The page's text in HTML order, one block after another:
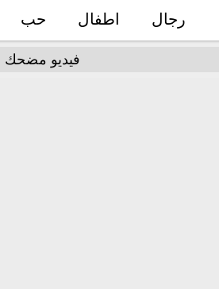
رجال اطفال حب
فيديو مضحك